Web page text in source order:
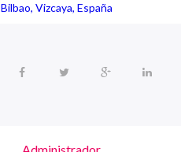
Bilbao, Vizcaya, España